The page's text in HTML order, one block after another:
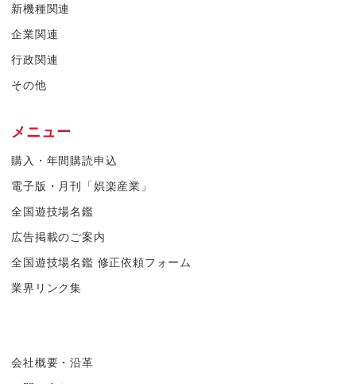
新機種関連
企業関連
行政関連
その他
メニュー
購入・年間購読申込
電子版・月刊「娯楽産業」
全国遊技場名鑑
広告掲載のご案内
全国遊技場名鑑 修正依頼フォーム
業界リンク集
会社概要・沿革